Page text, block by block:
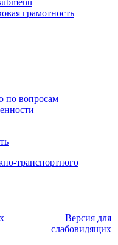
грамотность
по вопросам
транспортного
Версия для
слабовидящих